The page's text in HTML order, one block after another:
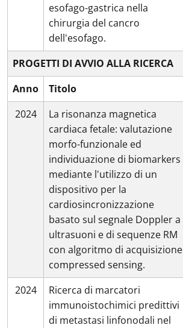
esofago-gastrica nella
chirurgia del cancro
dell'esofago.
PROGETTI DI AVVIO ALLA RICERCA
Anno
Titolo
2024
La risonanza magnetica
cardiaca fetale: valutazione
morfo-funzionale ed
individuazione di biomarkers
mediante l'utilizzo di un
dispositivo per la
cardiosincronizzazione
basato sul segnale Doppler a
ultrasuoni e di sequenze RM
con algoritmo di acquisizione
compressed sensing.
2024
Ricerca di marcatori
immunoistochimici predittivi
di metastasi linfonodali nel